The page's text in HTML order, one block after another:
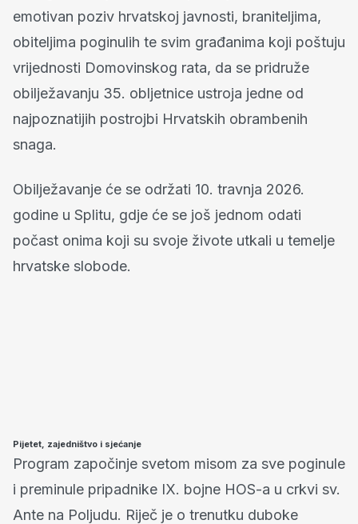
emotivan poziv hrvatskoj javnosti, braniteljima,
obiteljima poginulih te svim građanima koji poštuju
vrijednosti Domovinskog rata, da se pridruže
obilježavanju 35. obljetnice ustroja jedne od
najpoznatijih postrojbi Hrvatskih obrambenih
snaga.
Obilježavanje će se održati 10. travnja 2026.
godine u Splitu, gdje će se još jednom odati
počast onima koji su svoje živote utkali u temelje
hrvatske slobode.
Pijetet, zajedništvo i sjećanje
Program započinje svetom misom za sve poginule
i preminule pripadnike IX. bojne HOS-a u crkvi sv.
Ante na Poljudu. Riječ je o trenutku duboke